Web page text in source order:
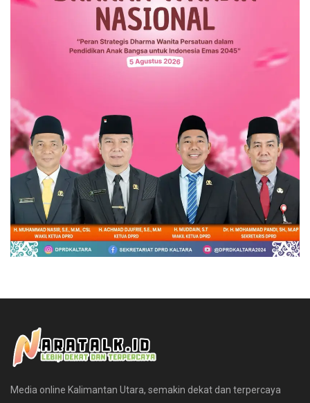
Media online Kalimantan Utara, semakin dekat dan terpercaya